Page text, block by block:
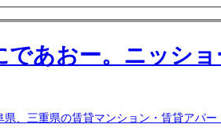
、三重県の賃貸マンション・賃貸アパー